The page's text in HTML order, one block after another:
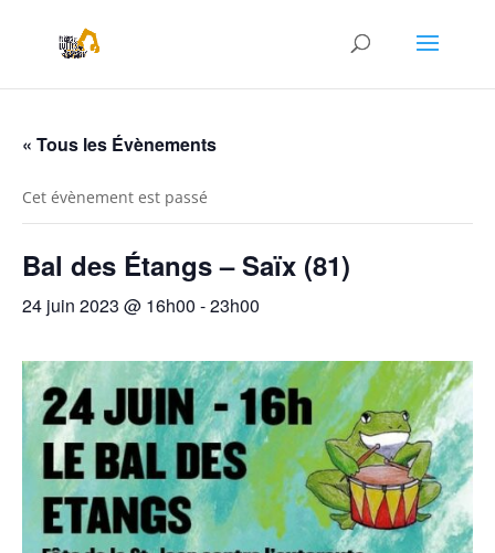
« Tous les Évènements
Cet évènement est passé
Bal des Étangs – Saïx (81)
24 juin 2023 @ 16h00 -23h00